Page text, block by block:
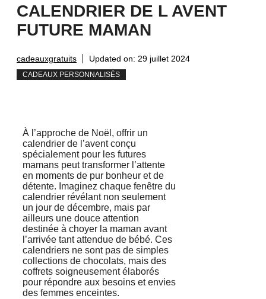
CALENDRIER DE L AVENT
FUTURE MAMAN
cadeauxgratuits Updated on: 29 juillet 2024
CADEAUX PERSONNALISÉS
À l’approche de Noël, offrir un
calendrier de l’avent conçu
spécialement pour les futures
mamans peut transformer l’attente
en moments de pur bonheur et de
détente. Imaginez chaque fenêtre du
calendrier révélant non seulement
un jour de décembre, mais par
ailleurs une douce attention
destinée à choyer la maman avant
l’arrivée tant attendue de bébé. Ces
calendriers ne sont pas de simples
collections de chocolats, mais des
coffrets soigneusement élaborés
pour répondre aux besoins et envies
des femmes enceintes.